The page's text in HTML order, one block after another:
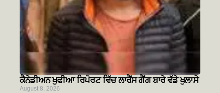
ਕੈਨੇਡੀਅਨ ਖੁਫੀਆ ਰਿਪੋਰਟ ਵਿੱਚ ਲਾਰੈਂਸ ਗੈਂਗ ਬਾਰੇ ਵੱਡੇ ਖੁਲਾਸੇ
August 8, 2026